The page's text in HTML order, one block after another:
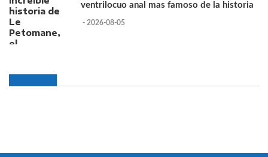
ventrilocuo anal mas famoso de la historia
- 2026-08-05